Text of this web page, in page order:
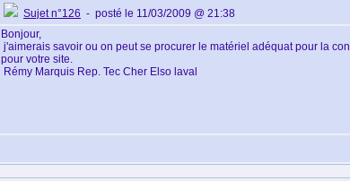
Sujet n°126 - posté le 11/03/2009 @ 21:38
Bonjour,
j'aimerais savoir ou on peut se procurer le matériel adéquat pour la
pour votre site.
Rémy Marquis Rep. Tec Cher Elso laval